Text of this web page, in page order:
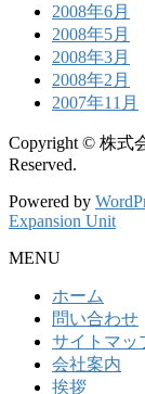
2008年6月
2008年5月
2008年3月
2008年2月
2007年11月
Copyright © 株式
Reserved.
Powered by
Expansion Unit
MENU
ホーム
問い合わせ
サイトマッ
会社案内
挨拶